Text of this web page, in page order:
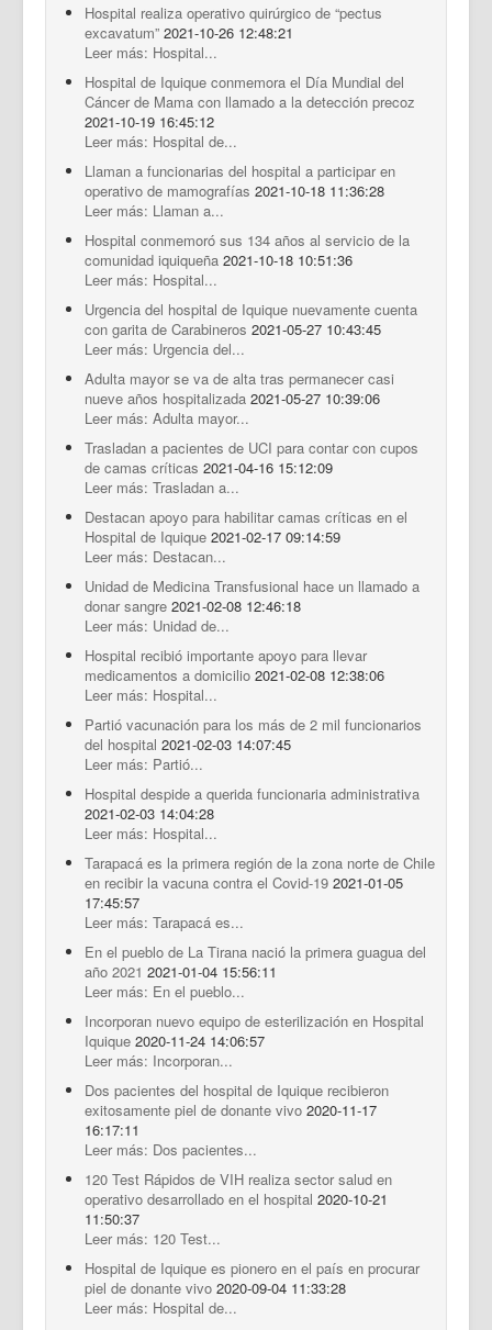
Hospital realiza operativo quirúrgico de “pectus
excavatum” 2021-10-26 12:48:21
Leer más: Hospital...
Hospital de Iquique conmemora el Día Mundial del
Cáncer de Mama con llamado a la detección precoz
2021-10-19 16:45:12
Leer más: Hospital de...
Llaman a funcionarias del hospital a participar en
operativo de mamografías 2021-10-18 11:36:28
Leer más: Llaman a...
Hospital conmemoró sus 134 años al servicio de la
comunidad iquiqueña 2021-10-18 10:51:36
Leer más: Hospital...
Urgencia del hospital de Iquique nuevamente cuenta
con garita de Carabineros 2021-05-27 10:43:45
Leer más: Urgencia del...
Adulta mayor se va de alta tras permanecer casi
nueve años hospitalizada 2021-05-27 10:39:06
Leer más: Adulta mayor...
Trasladan a pacientes de UCI para contar con cupos
de camas críticas 2021-04-16 15:12:09
Leer más: Trasladan a...
Destacan apoyo para habilitar camas críticas en el
Hospital de Iquique 2021-02-17 09:14:59
Leer más: Destacan...
Unidad de Medicina Transfusional hace un llamado a
donar sangre 2021-02-08 12:46:18
Leer más: Unidad de...
Hospital recibió importante apoyo para llevar
medicamentos a domicilio 2021-02-08 12:38:06
Leer más: Hospital...
Partió vacunación para los más de 2 mil funcionarios
del hospital 2021-02-03 14:07:45
Leer más: Partió...
Hospital despide a querida funcionaria administrativa
2021-02-03 14:04:28
Leer más: Hospital...
Tarapacá es la primera región de la zona norte de Chile
en recibir la vacuna contra el Covid-19 2021-01-05
17:45:57
Leer más: Tarapacá es...
En el pueblo de La Tirana nació la primera guagua del
año 2021 2021-01-04 15:56:11
Leer más: En el pueblo...
Incorporan nuevo equipo de esterilización en Hospital
Iquique 2020-11-24 14:06:57
Leer más: Incorporan...
Dos pacientes del hospital de Iquique recibieron
exitosamente piel de donante vivo 2020-11-17
16:17:11
Leer más: Dos pacientes...
120 Test Rápidos de VIH realiza sector salud en
operativo desarrollado en el hospital 2020-10-21
11:50:37
Leer más: 120 Test...
Hospital de Iquique es pionero en el país en procurar
piel de donante vivo 2020-09-04 11:33:28
Leer más: Hospital de...